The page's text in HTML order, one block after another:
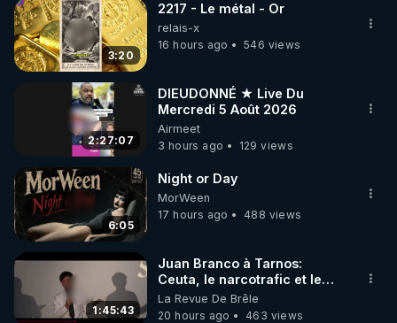
3:20
2217 - Le métal - Or
relais-x
16 hours ago
546 views
2:27:07
DIEUDONNÉ ★ Live Du
Mercredi 5 Août 2026
Airmeet
3 hours ago
129 views
6:05
Night or Day
MorWeen
17 hours ago
488 views
1:45:43
Juan Branco à Tarnos:
Ceuta, le narcotrafic et le
pouvoir en France
La Revue De Brêle
20 hours ago
463 views